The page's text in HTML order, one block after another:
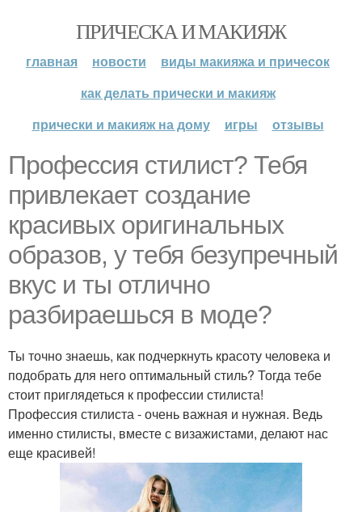
ПРИЧЕСКА И МАКИЯЖ
главная новости
виды макияжа и причесок
как делать прически и макияж
прически и макияж на дому
игры отзывы
Профессия стилист? Тебя
привлекает создание
красивых оригинальных
образов, у тебя безупречный
вкус и ты отлично
разбираешься в моде?
Ты точно знаешь, как подчеркнуть красоту человека и
подобрать для него оптимальный стиль? Тогда тебе
стоит приглядеться к профессии стилиста!
Профессия стилиста - очень важная и нужная. Ведь
именно стилисты, вместе с визажистами, делают нас
еще красивей!